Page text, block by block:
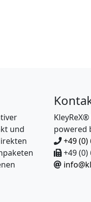
und
powered
+49 (0)
+49 (0)